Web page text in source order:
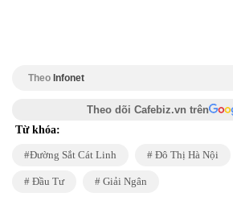
Theo Infonet
Theo dõi Cafebiz.vn trên
Từ khóa:
Đường Sắt Cát Linh Đô Thị Hà Nội
Đầu Tư Giải Ngân